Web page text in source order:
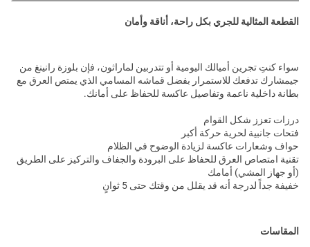
القطعة المثالية للجري بكل راحة، أناقة وأمان
سواء كنتِ تجرين أميالك اليومية أو تتدربين لماراثون، فإن بلوزة رانينغ من
جيمشارك تدفعك للاستمرار بفضل قماشه المسامي الذي يمتص العرق مع
بطانة داخلية ناعمة وتفاصيل عاكسة للحفاظ على أمانك.
درزات تعزز شكل القوام
فتحات جانبية لحرية حركة أكبر
حواف وشعارات عاكسة لزيادة الوضوح في الظلام
تقنية امتصاص العرق للحفاظ على البرودة والجفاف والتركيز على الطريق
(أو جهاز المشي) أمامك
خفيفة جداً لدرجة أنه قد يقلل من وقتك حتى 5 ثوانٍ
المقاسات